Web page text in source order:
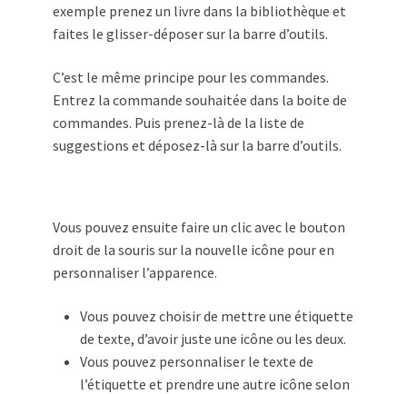
exemple prenez un livre dans la bibliothèque et
faites le glisser-déposer sur la barre d’outils.
C’est le même principe pour les commandes.
Entrez la commande souhaitée dans la boite de
commandes. Puis prenez-là de la liste de
suggestions et déposez-là sur la barre d’outils.
Vous pouvez ensuite faire un clic avec le bouton
droit de la souris sur la nouvelle icône pour en
personnaliser l’apparence.
Vous pouvez choisir de mettre une étiquette
de texte, d’avoir juste une icône ou les deux.
Vous pouvez personnaliser le texte de
l’étiquette et prendre une autre icône selon